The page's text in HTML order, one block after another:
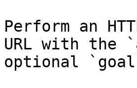
Perform an
URL with the
optional